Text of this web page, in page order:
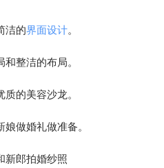
洁的界面设计。
和整洁的布局。
的美容沙龙。
做婚礼做准备。
新郎拍婚纱照